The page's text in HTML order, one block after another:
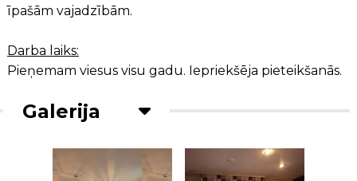
īpašām vajadzībām.
Darba laiks:
Pieņemam viesus visu gadu. Iepriekšēja pieteikšanās.
Galerija